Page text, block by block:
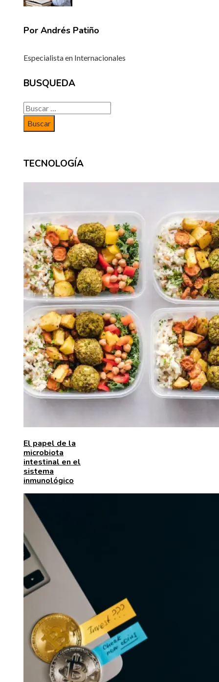
Por Andrés Patiño
Especialista en Internacionales
BUSQUEDA
Buscar:
TECNOLOGÍA
El papel de la
microbiota
intestinal en el
sistema
inmunológico